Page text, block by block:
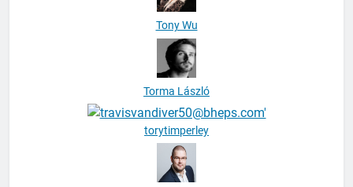
Tony Wu
Torma László
torytimperley